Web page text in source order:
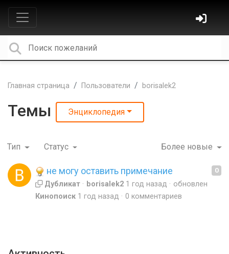
Главная страница Пользователи borisalek2
Темы Энциклопедия
Тип Статус Более новые
0
не могу оставить примечание
Дубликат borisalek2 1 год назад
обновлен
Кинопоиск 1 год назад 0 комментариев